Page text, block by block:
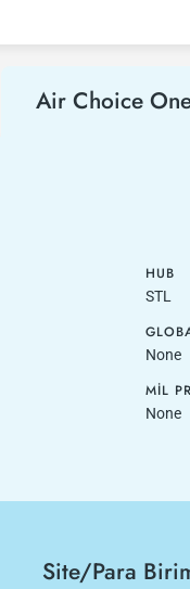
Air Choice
HUB
STL
None
MIL
None
Site/Para